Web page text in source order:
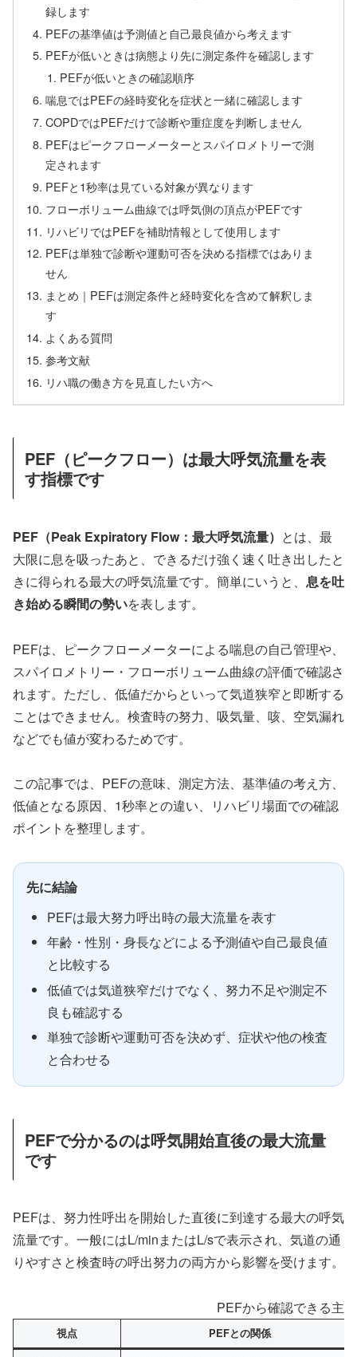
録します
PEFの基準値は予測値と自己最良値から考えます
PEFが低いときは病態より先に測定条件を確認します
PEFが低いときの確認順序
喘息ではPEFの経時変化を症状と一緒に確認します
COPDではPEFだけで診断や重症度を判断しません
PEFはピークフローメーターとスパイロメトリーで測
定されます
PEFと1秒率は見ている対象が異なります
フローボリューム曲線では呼気側の頂点がPEFです
リハビリではPEFを補助情報として使用します
PEFは単独で診断や運動可否を決める指標ではありま
せん
まとめ｜PEFは測定条件と経時変化を含めて解釈しま
す
よくある質問
参考文献
リハ職の働き方を見直したい方へ
PEF（ピークフロー）は最大呼気流量を表
す指標です
PEF（Peak Expiratory Flow：最大呼気流量） とは、最
大限に息を吸ったあと、できるだけ強く速く吐き出したと
きに得られる最大の呼気流量です。簡単にいうと、 息を吐
き始める瞬間の勢いを表します。
PEFは、ピークフローメーターによる喘息の自己管理や、
スパイロメトリー・フローボリューム曲線の評価で確認さ
れます。ただし、低値だからといって気道狭窄と即断する
ことはできません。検査時の努力、吸気量、咳、空気漏れ
などでも値が変わるためです。
この記事では、PEFの意味、測定方法、基準値の考え方、
低値となる原因、1秒率との違い、リハビリ場面での確認
ポイントを整理します。
先に結論
PEFは最大努力呼出時の最大流量を表す
年齢・性別・身長などによる予測値や自己最良値
と比較する
低値では気道狭窄だけでなく、努力不足や測定不
良も確認する
単独で診断や運動可否を決めず、症状や他の検査
と合わせる
PEFで分かるのは呼気開始直後の最大流量
です
PEFは、努力性呼出を開始した直後に到達する最大の呼気
流量です。一般にはL/minまたはL/sで表示され、気道の通
りやすさと検査時の呼出努力の両方から影響を受けます。
PEFから確認できる主
視点 PEFとの関係